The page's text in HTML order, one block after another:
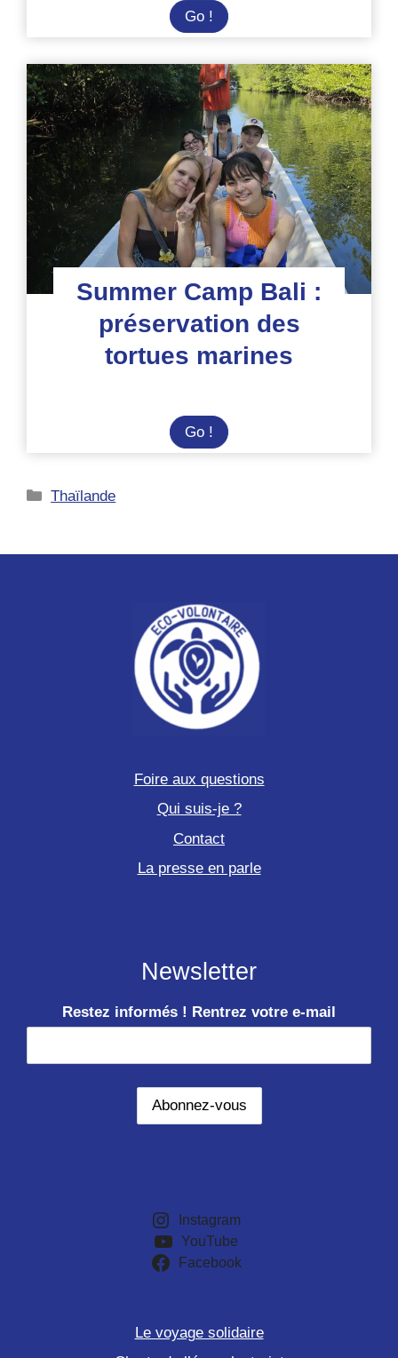
Go ! Immersion
avec
les
peuples
de
Sumatra
et
régénération
de
la
biodiversité
Summer Camp Bali :
préservation des
tortues marines
Go ! Summer
Camp
Catégories
Thaïlande
Foire aux questions
Qui suis-je ?
Contact
La presse en parle
Newsletter
Restez informés ! Rentrez votre e-mail
Instagram
YouTube
Facebook
Le voyage solidaire